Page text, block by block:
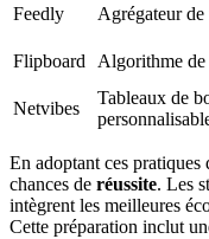
Feedly Agrégateur
Flipboard
Algorithme de
Netvibes
Tableaux de
En adoptant ces
chances de réussite. Les
intègrent les meilleures
Cette préparation inclut